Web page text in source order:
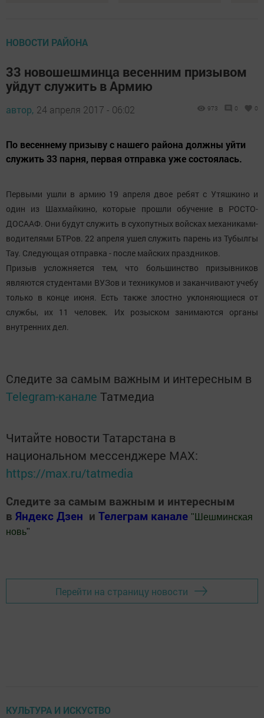
НОВОСТИ РАЙОНА
33 новошешминца весенним призывом
уйдут служить в Армию
автор, 24 апреля 2017 - 06:02 973 0 0
По весеннему призыву с нашего района должны уйти
служить 33 парня, первая отправка уже состоялась.
Первыми ушли в армию 19 апреля двое ребят с Утяшкино и
один из Шахмайкино, которые прошли обучение в РОСТО-
ДОСААФ. Они будут служить в сухопутных войсках механиками-
водителями БТРов. 22 апреля ушел служить парень из Тубылгы
Тау. Следующая отправка - после майских праздников.
Призыв усложняется тем, что большинство призывников
являются студентами ВУЗов и техникумов и заканчивают учебу
только в конце июня. Есть также злостно уклоняющиеся от
службы, их 11 человек. Их розыском занимаются органы
внутренних дел.
Следите за самым важным и интересным в
Telegram-канале Татмедиа
Читайте новости Татарстана в
национальном мессенджере MАХ:
https://max.ru/tatmedia
Следите за самым важным и интересным
в Яндекс Дзен и Телеграм канале " Шешминская
новь"
Перейти на страницу новости
КУЛЬТУРА И ИСКУСТВО